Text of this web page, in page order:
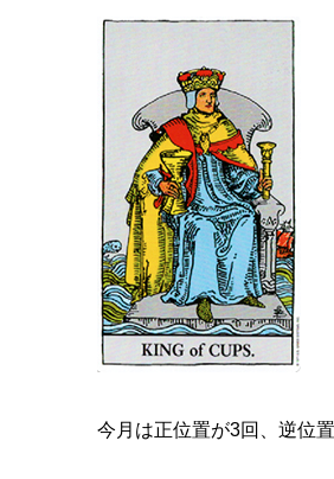
今月は正位置が3回、逆位